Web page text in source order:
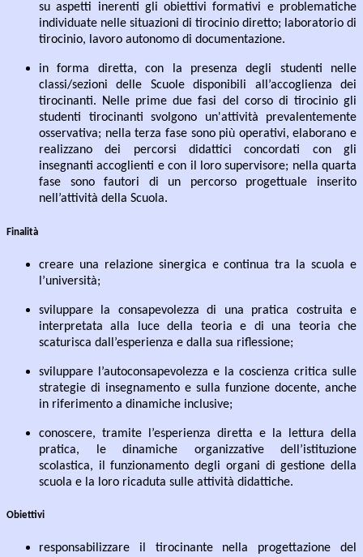
su aspetti inerenti gli obiettivi formativi e problematiche
individuate nelle situazioni di tirocinio diretto; laboratorio di
tirocinio, lavoro autonomo di documentazione.
in forma diretta, con la presenza degli studenti
nelle
classi/sezioni
delle Scuole disponibili
all’accoglienza dei
tirocinanti. Nelle prime due fasi del corso di tirocinio gli
studenti tirocinanti
svolgono un'attività prevalentemente
osservativa; nella terza fase sono più operativi, elaborano e
realizzano dei percorsi didattici concordati con gli
insegnanti accoglienti e con il loro supervisore; nella quarta
fase
sono fautori di un percorso progettuale
inserito
nell’attività della Scuola.
Finalità
creare una relazione sinergica e continua tra la scuola e
l’università;
sviluppare la consapevolezza di una pratica costruita e
interpretata alla luce della teoria e di una
teoria
che
scaturisca dall’esperienza e dalla sua riflessione;
sviluppare l’autoconsapevolezza e la coscienza critica sulle
strategie di insegnamento e sulla funzione docente, anche
in riferimento a dinamiche inclusive;
conoscere, tramite l’esperienza diretta e la lettura della
pratica,
le dinamiche organizzative
dell’istituzione
scolastica, il funzionamento degli organi di gestione della
scuola e la loro ricaduta sulle attività didattiche.
Obiettivi
responsabilizzare il tirocinante nella progettazione
del